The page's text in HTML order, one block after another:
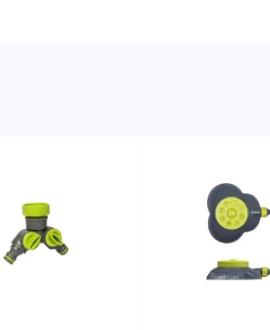
и парниках для ускорения
стандартной арматуры